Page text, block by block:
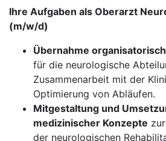
Ihre Aufgaben als Oberarzt
(m/w/d)
Übernahme
für die neurologische
Zusammenarbeit mit der
Optimierung von Abläufen.
Mitgestaltung und
medizinischer Konzepte
der neurologischen